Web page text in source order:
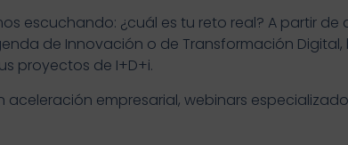
escuchando: ¿cuál es tu reto real? A partir
de Innovación o de Transformación
proyectos de I+D+i.
empresarial, webinars